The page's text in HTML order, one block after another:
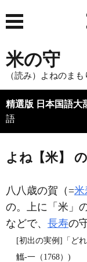
米の守
（読み）よねのまも
精選版 日本国語大
語
よね【米】
八八歳の賀（=米
の。上に「米」
などで、 長寿の
[初出の実例]「ど
觿‐一（1768）)